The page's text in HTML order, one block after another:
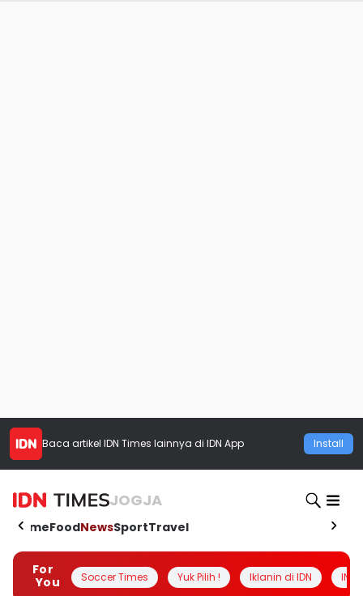
Baca artikel IDN Times lainnya di IDN App Install
JOGJA
HomeFoodNewsSportTravel
For
You
Soccer Times Yuk Pilih ! Iklanin di IDN